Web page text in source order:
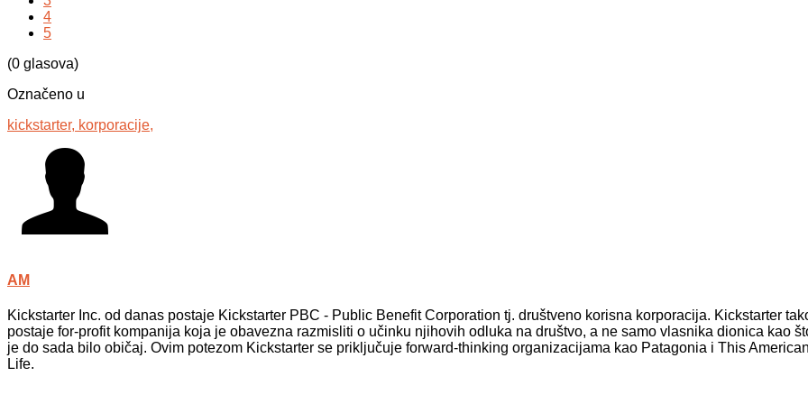
4
5
(0 glasova)
Označeno u
kickstarter, korporacije,
AM
Kickstarter Inc. od danas postaje Kickstarter PBC - Public Benefit Corporation tj. društveno korisna korporacija. Kickstarter
postaje for-profit kompanija koja je obavezna razmisliti o učinku njihovih odluka na društvo, a ne samo vlasnika dionica kao
je do sada bilo običaj. Ovim potezom Kickstarter se priključuje forward-thinking organizacijama kao Patagonia i This American
Life.